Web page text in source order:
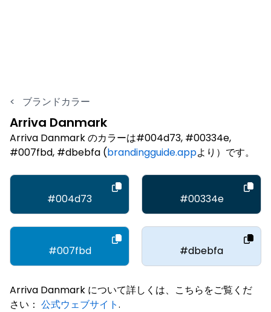
< ブランドカラー
Arriva Danmark
Arriva Danmark のカラーは#004d73, #00334e,
#007fbd, #dbebfa (brandingguide.appより）です。
#004d73 #00334e
#007fbd #dbebfa
Arriva Danmark について詳しくは、こちらをご覧くだ
さい： 公式ウェブサイト.